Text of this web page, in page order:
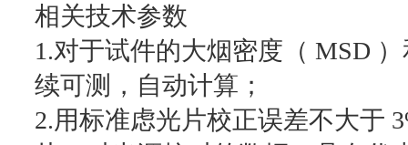
相关技术参数
1.对于试件的大烟密度（ MSD
续可测，自动计算；
2.用标准虑光片校正误差不大于